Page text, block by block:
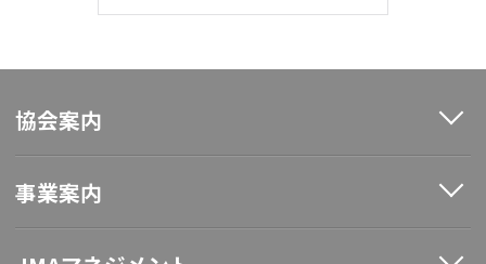
協会案内
事業案内